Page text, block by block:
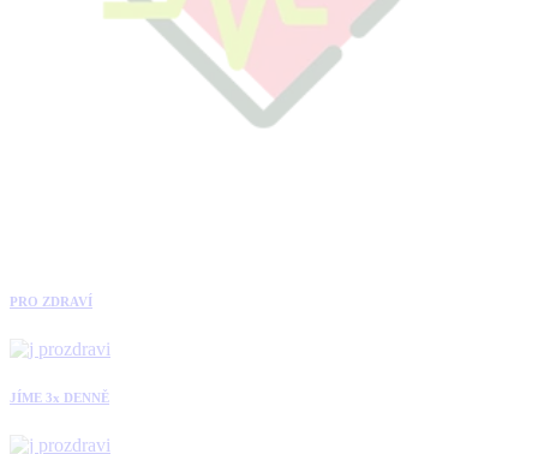
PRO ZDRAVÍ
JÍME 3x DENNĚ